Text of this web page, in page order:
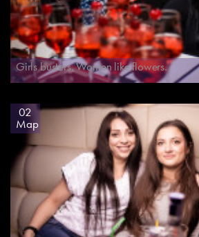
Girls busters. Women like flowers.
02
Мар